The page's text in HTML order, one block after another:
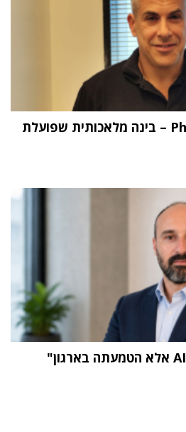
"העתיד הוא Physical AI – בינה מלאכותית שפועלת